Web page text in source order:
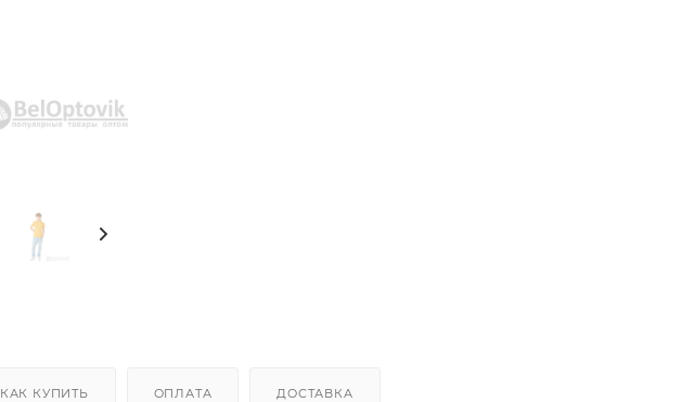
КАК КУПИТЬ ОПЛАТА ДОСТАВКА